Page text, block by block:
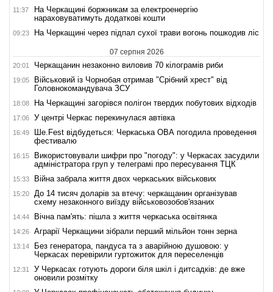
11:37
На Черкащині боржникам за електроенергію
нараховуватимуть додаткові кошти
09:23 На Черкащині через підпал сухої трави вогонь пошкодив ліс
07 серпня 2026
20:01 Черкащанин незаконно виловив 70 кілограмів риби
19:05
Військовий із Чорнобая отримав "Срібний хрест" від
Головнокомандувача ЗСУ
18:08 На Черкащині загорівся полігон твердих побутових відходів
17:06 У центрі Черкас перекинулася автівка
16:49
Ше.Fest відбудеться: Черкаська ОВА погодила проведення
фестивалю
16:15
Використовували шифри про "погоду": у Черкасах засудили
адміністратора груп у телеграмі про пересування ТЦК
15:33 Війна забрала життя двох черкаських військових
15:20
До 14 тисяч доларів за втечу: черкащанин організував
схему незаконного виїзду військовозобов'язаних
14:44 Вічна пам'ять: пішла з життя черкаська освітянка
14:26 Аграрії Черкащини зібрали перший мільйон тонн зерна
13:14
Без генератора, пандуса та з аварійною душовою: у
Черкасах перевірили гуртожиток для переселенців
12:31
У Черкасах готують дороги біля шкіл і дитсадків: де вже
оновили розмітку